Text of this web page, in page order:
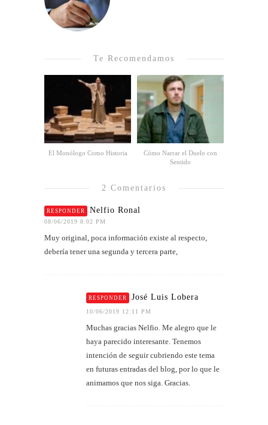
Te Recomendamos
El Monólogo Como Historia
Cómo Narrar el Duelo con
Sentido
2 Comentarios
RESPONDER Nelfio Ronal
08/06/2019 8:02 PM
Muy original, poca información existe al respecto,
debería tener una segunda y tercera parte,
RESPONDER José Luis Lobera
10/06/2019 12:11 PM
Muchas gracias Nelfio. Me alegro que le
haya parecido interesante. Tenemos
intención de seguir cubriendo este tema
en futuras entradas del blog, por lo que le
animamos que nos siga. Gracias.